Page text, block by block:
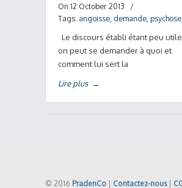
On 12 October 2013
/
Tags: angoisse demande psychose
Le discours établi étant peu utile
on peut se demander à quoi et
comment lui sert la
Lire plus →
© 2016 PradenCo Contactez-nous|